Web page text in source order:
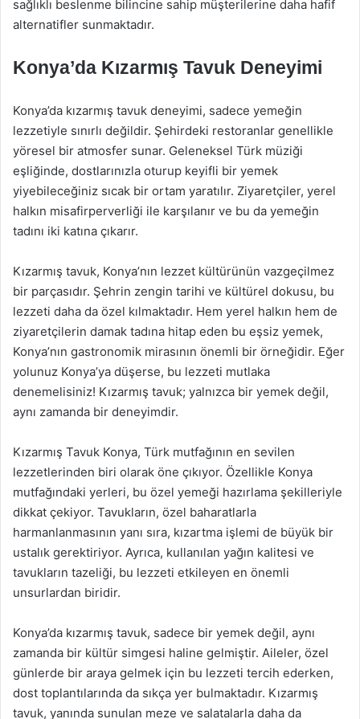
sağlıklı beslenme bilincine sahip müşterilerine daha hafif
alternatifler sunmaktadır.
Konya’da Kızarmış Tavuk Deneyimi
Konya’da kızarmış tavuk deneyimi, sadece yemeğin
lezzetiyle sınırlı değildir. Şehirdeki restoranlar genellikle
yöresel bir atmosfer sunar. Geleneksel Türk müziği
eşliğinde, dostlarınızla oturup keyifli bir yemek
yiyebileceğiniz sıcak bir ortam yaratılır. Ziyaretçiler, yerel
halkın misafirperverliği ile karşılanır ve bu da yemeğin
tadını iki katına çıkarır.
Kızarmış tavuk, Konya’nın lezzet kültürünün vazgeçilmez
bir parçasıdır. Şehrin zengin tarihi ve kültürel dokusu, bu
lezzeti daha da özel kılmaktadır. Hem yerel halkın hem de
ziyaretçilerin damak tadına hitap eden bu eşsiz yemek,
Konya’nın gastronomik mirasının önemli bir örneğidir. Eğer
yolunuz Konya’ya düşerse, bu lezzeti mutlaka
denemelisiniz! Kızarmış tavuk; yalnızca bir yemek değil,
aynı zamanda bir deneyimdir.
Kızarmış Tavuk Konya, Türk mutfağının en sevilen
lezzetlerinden biri olarak öne çıkıyor. Özellikle Konya
mutfağındaki yerleri, bu özel yemeği hazırlama şekilleriyle
dikkat çekiyor. Tavukların, özel baharatlarla
harmanlanmasının yanı sıra, kızartma işlemi de büyük bir
ustalık gerektiriyor. Ayrıca, kullanılan yağın kalitesi ve
tavukların tazeliği, bu lezzeti etkileyen en önemli
unsurlardan biridir.
Konya’da kızarmış tavuk, sadece bir yemek değil, aynı
zamanda bir kültür simgesi haline gelmiştir. Aileler, özel
günlerde bir araya gelmek için bu lezzeti tercih ederken,
dost toplantılarında da sıkça yer bulmaktadır. Kızarmış
tavuk, yanında sunulan meze ve salatalarla daha da